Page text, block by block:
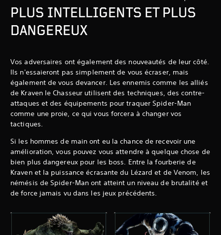
PLUS INTELLIGENTS ET PLUS
DANGEREUX
Vos adversaires ont également des nouveautés de leur côté.
Ils n'essaieront pas simplement de vous écraser, mais
également de vous devancer. Les ennemis comme les alliés
de Kraven le Chasseur utilisent des techniques, des contre-
attaques et des équipements pour traquer Spider-Man
comme une proie, ce qui vous forcera à changer vos
tactiques.
Si les hommes de main ont eu la chance de recevoir une
amélioration, vous pouvez vous attendre à quelque chose de
bien plus dangereux pour les boss. Entre la fourberie de
Kraven et la puissance écrasante du Lézard et de Venom, les
némésis de Spider-Man ont atteint un niveau de brutalité et
de force jamais vu dans les jeux précédents.